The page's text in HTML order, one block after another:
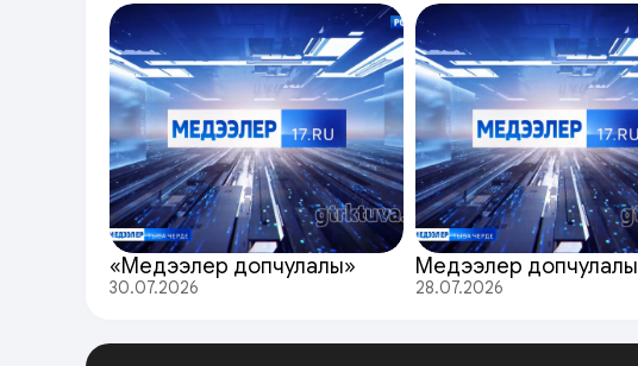
«Медээлер допчулалы»
30.07.2026
Медээлер допчулалы
28.07.2026